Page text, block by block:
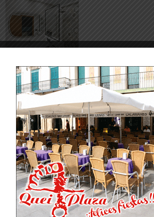
,en la zona de calistenia y
se pavimentará la zona para
y una serie de elementos
intervención es el deTerraplén,en el